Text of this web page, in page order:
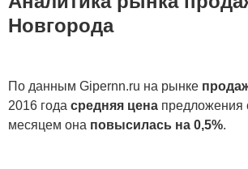
Новгорода
По данным Gipernn.ru на рынке
2016 года средняя цена предложения
месяцем она повысилась на 0,5%.